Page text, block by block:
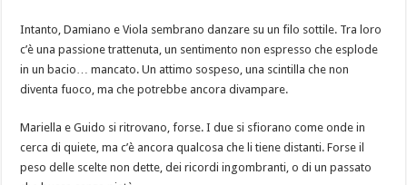
Intanto, Damiano e Viola sembrano danzare su un filo sottile. Tra loro
c’è una passione trattenuta, un sentimento non espresso che esplode
in un bacio… mancato. Un attimo sospeso, una scintilla che non
diventa fuoco, ma che potrebbe ancora divampare.
Mariella e Guido si ritrovano, forse. I due si sfiorano come onde in
cerca di quiete, ma c’è ancora qualcosa che li tiene distanti. Forse il
peso delle scelte non dette, dei ricordi ingombranti, o di un passato